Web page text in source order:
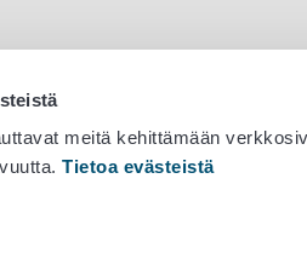
meitä kehittämään
Tietoa evästeistä